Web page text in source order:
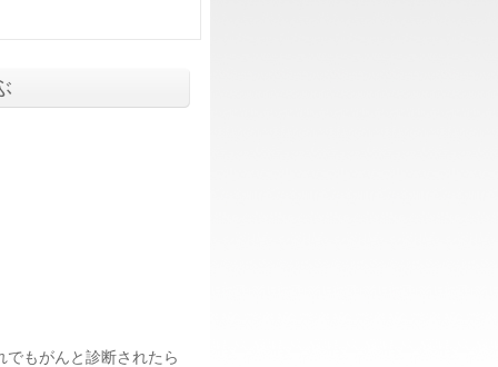
もがんと診断されたら